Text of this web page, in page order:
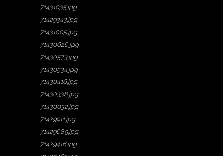
71431035.jpg
71429343.jpg
71431005.jpg
71430626.jpg
71430573.jpg
71430534.jpg
71430416.jpg
71430338.jpg
71430032.jpg
71429911.jpg
71429689.jpg
71429416.jpg